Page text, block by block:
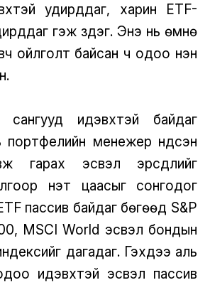
удирддаг, харин ETF-
гэж үздэг. Энэ нь өмнө
ойлголт байсан ч одоо үнэн
идэвхтэй байдаг
портфелийн менежер үндсэн
гарах эсвэл эрсдлийг
үнэт цаасыг сонгодог
пассив байдаг бөгөөд S&P
MSCI World эсвэл бондын
дагадаг. Гэхдээ аль
идэвхтэй эсвэл пассив